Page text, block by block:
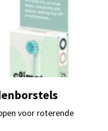
voor roterende